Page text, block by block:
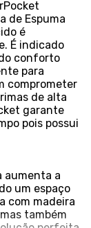
de Espuma
é
É indicado
conforto
para
comprometer
de alta
garante
pois possui
aumenta a
um espaço
com madeira
também